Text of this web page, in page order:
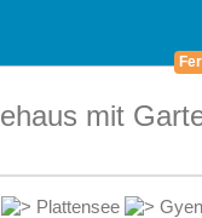
mit
Plattensee